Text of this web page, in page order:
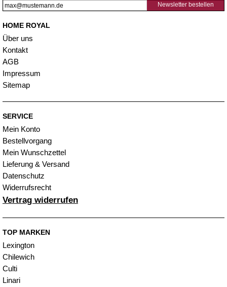
Newsletter bestellen
HOME ROYAL
Über uns
Kontakt
AGB
Impressum
Sitemap
SERVICE
Mein Konto
Bestellvorgang
Mein Wunschzettel
Lieferung & Versand
Datenschutz
Widerrufsrecht
Vertrag widerrufen
TOP MARKEN
Lexington
Chilewich
Culti
Linari